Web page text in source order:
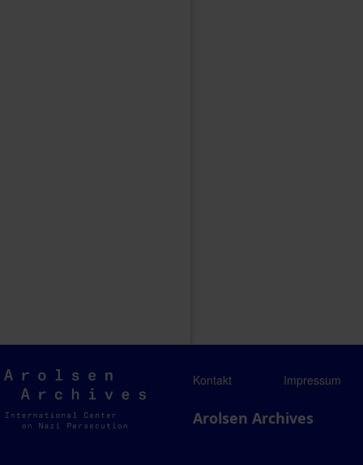
Arolsen
Archives
Kontakt Impressum
Arolsen Archives